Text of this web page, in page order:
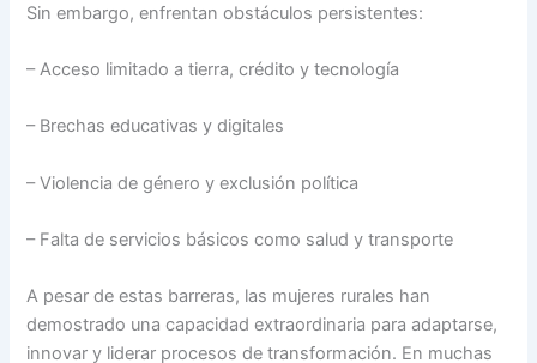
Sin embargo, enfrentan obstáculos persistentes:
– Acceso limitado a tierra, crédito y tecnología
– Brechas educativas y digitales
– Violencia de género y exclusión política
– Falta de servicios básicos como salud y transporte
A pesar de estas barreras, las mujeres rurales han
demostrado una capacidad extraordinaria para adaptarse,
innovar y liderar procesos de transformación. En muchas